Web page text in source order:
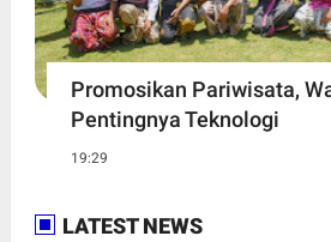
Promosikan Pariwisata,
Pentingnya Teknologi
19:29
LATEST NEWS